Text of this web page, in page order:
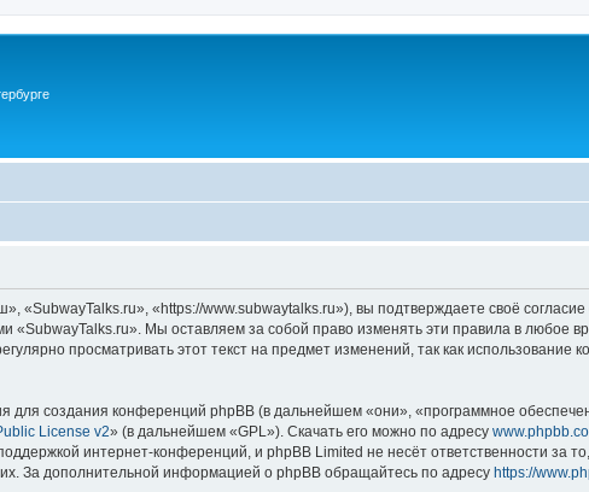
«https://www.subwaytalks.ru»), вы подтверждаете своё
«SubwayTalks.ru». Мы оставляем за собой право изменять эти правила в любое
просматривать этот текст на предмет изменений, так как использование
создания конференций phpBB (в дальнейшем «они», «программное
License v2» (в дальнейшем «GPL»). Скачать его можно по адресу
интернет-конференций, и phpBB Limited не несёт ответственности за
За дополнительной информацией о phpBB обращайтесь по адресу https://